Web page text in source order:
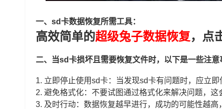
一、sd卡数据恢复所需工具：
高效简单的超级兔子数据恢复，点
二、当sd卡损坏且需要恢复文件时，以下是一些注意
1. 立即停止使用sd卡：当发现sd卡有问题时，应立
2. 避免格式化：不要试图通过格式化来解决问题，
3. 及时行动：数据恢复越早进行，成功的可能性越